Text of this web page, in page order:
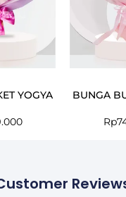
YOGYA
BUNGA
Rp